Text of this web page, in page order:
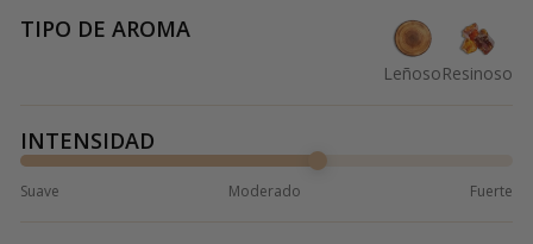
TIPO DE AROMA
LeñosoResinoso
INTENSIDAD
Suave Moderado Fuerte